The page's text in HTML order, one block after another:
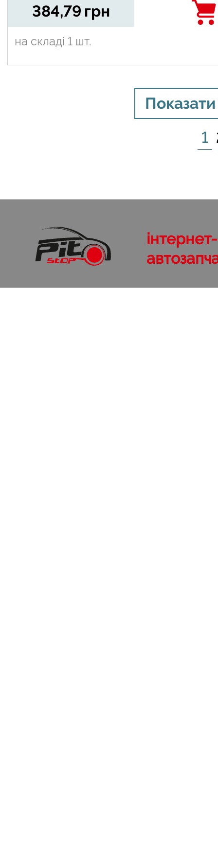
1
384,79 грн
на складі 1 шт.